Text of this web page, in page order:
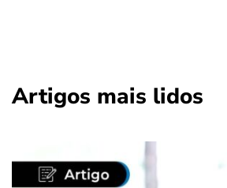
Artigos mais lidos